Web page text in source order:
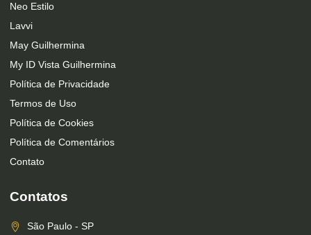
Neo Estilo
Lavvi
May Guilhermina
My ID Vista Guilhermina
Política de Privacidade
Termos de Uso
Política de Cookies
Política de Comentários
Contato
Contatos
São Paulo - SP